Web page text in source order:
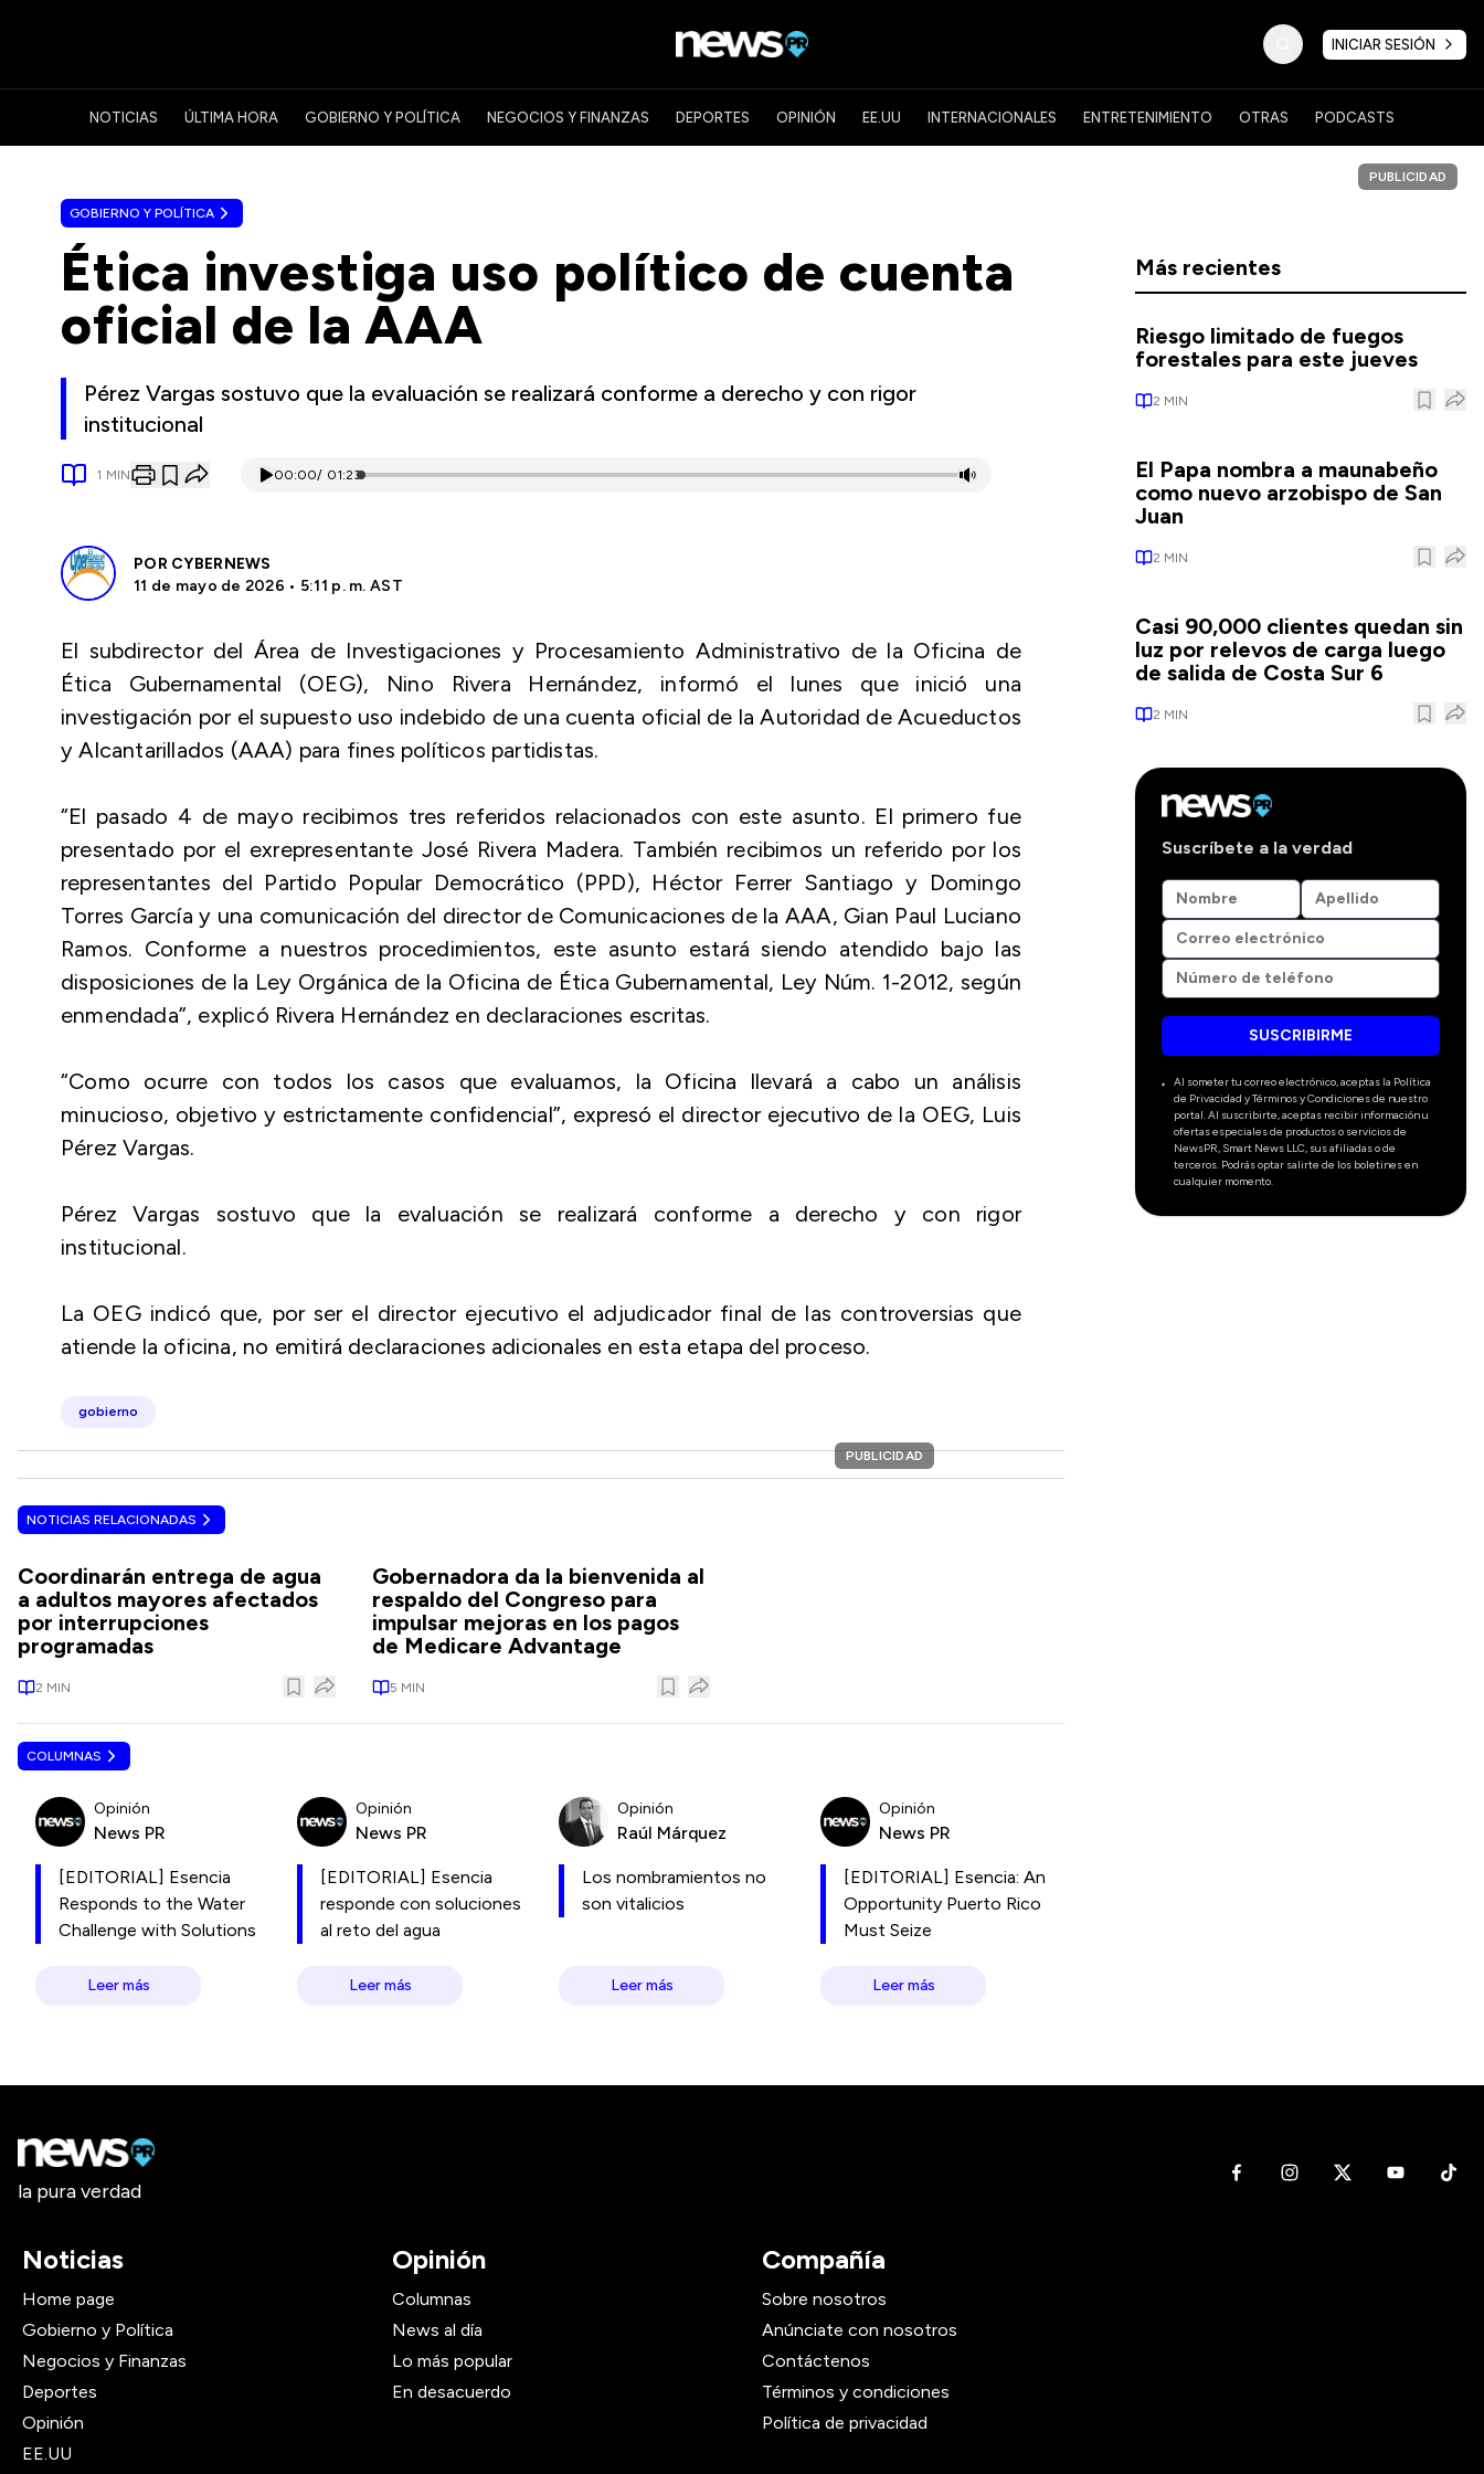
INICIAR SESIÓN
NOTICIAS ÚLTIMA HORA GOBIERNO Y POLÍTICA NEGOCIOS Y FINANZAS DEPORTES OPINIÓN EE.UU INTERNACIONALES ENTRETENIMIENTO OTRAS PODCASTS
GOBIERNO Y POLÍTICA
Ética investiga uso político de cuenta
oficial de la AAA
Pérez Vargas sostuvo que la evaluación se realizará conforme a derecho y con rigor
institucional
1 MIN 00:00/ 01:23
POR CYBERNEWS
11 de mayo de 2026 • 5:11 p. m. AST
El subdirector del Área de Investigaciones y Procesamiento Administrativo de la Oficina de
Ética Gubernamental (OEG), Nino Rivera Hernández, informó el lunes que inició una
investigación por el supuesto uso indebido de una cuenta oficial de la Autoridad de Acueductos
y Alcantarillados (AAA) para fines políticos partidistas.
“El pasado 4 de mayo recibimos tres referidos relacionados con este asunto. El primero fue
presentado por el exrepresentante José Rivera Madera. También recibimos un referido por los
representantes del Partido Popular Democrático (PPD), Héctor Ferrer Santiago y Domingo
Torres García y una comunicación del director de Comunicaciones de la AAA, Gian Paul Luciano
Ramos. Conforme a nuestros procedimientos, este asunto estará siendo atendido bajo las
disposiciones de la Ley Orgánica de la Oficina de Ética Gubernamental, Ley Núm. 1-2012, según
enmendada”, explicó Rivera Hernández en declaraciones escritas.
“Como ocurre con todos los casos que evaluamos, la Oficina llevará a cabo un análisis
minucioso, objetivo y estrictamente confidencial”, expresó el director ejecutivo de la OEG, Luis
Pérez Vargas.
Pérez Vargas sostuvo que la evaluación se realizará conforme a derecho y con rigor
institucional.
La OEG indicó que, por ser el director ejecutivo el adjudicador final de las controversias que
atiende la oficina, no emitirá declaraciones adicionales en esta etapa del proceso.
gobierno
PUBLICIDAD
NOTICIAS RELACIONADAS
Coordinarán entrega de agua
a adultos mayores afectados
por interrupciones
programadas
2 MIN
Gobernadora da la bienvenida al
respaldo del Congreso para
impulsar mejoras en los pagos
de Medicare Advantage
5 MIN
COLUMNAS
Opinión
News PR
[EDITORIAL] Esencia
Responds to the Water
Challenge with Solutions
Leer más
Opinión
News PR
[EDITORIAL] Esencia
responde con soluciones
al reto del agua
Leer más
Opinión
Raúl Márquez
Los nombramientos no
son vitalicios
Leer más
Opinión
News PR
[EDITORIAL] Esencia: An
Opportunity Puerto Rico
Must Seize
Leer más
PUBLICIDAD
Más recientes
Riesgo limitado de fuegos
forestales para este jueves
2 MIN
El Papa nombra a maunabeño
como nuevo arzobispo de San
Juan
2 MIN
Casi 90,000 clientes quedan sin
luz por relevos de carga luego
de salida de Costa Sur 6
2 MIN
Suscríbete a la verdad
SUSCRIBIRME
Al someter tu correo electrónico, aceptas la Política
de Privacidad y Términos y Condiciones de nuestro
portal. Al suscribirte, aceptas recibir información u
ofertas especiales de productos o servicios de
NewsPR, Smart News LLC, sus afiliadas o de
terceros. Podrás optar salirte de los boletines en
cualquier momento.
la pura verdad
Noticias
Home page
Gobierno y Política
Negocios y Finanzas
Deportes
Opinión
EE.UU
Opinión
Columnas
News al día
Lo más popular
En desacuerdo
Compañía
Sobre nosotros
Anúnciate con nosotros
Contáctenos
Términos y condiciones
Política de privacidad